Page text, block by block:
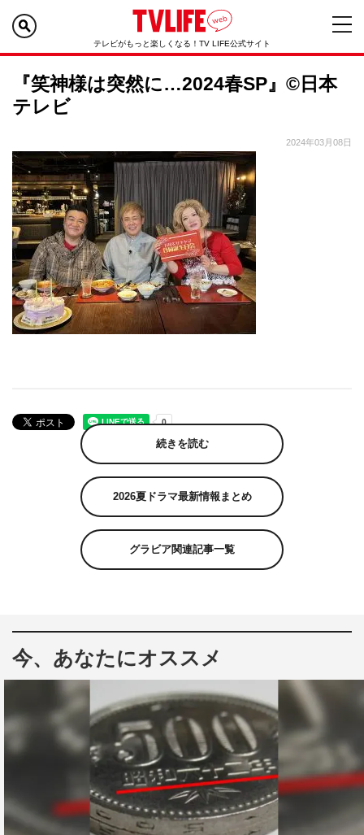
テレビがもっと楽しくなる！TV LIFE公式サイト
『笑神様は突然に…2024春SP』©日本
テレビ
2024年03月08日
続きを読む
2026夏ドラマ最新情報まとめ
グラビア関連記事一覧
今、あなたにオススメ